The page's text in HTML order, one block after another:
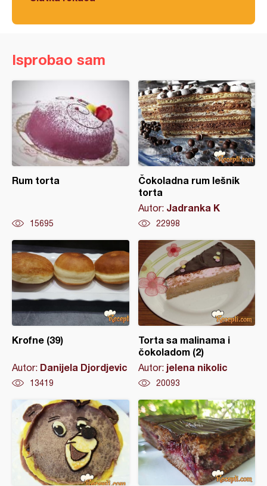
Isprobao sam
Rum torta
15695
Čokoladna rum lešnik
torta
Autor: Jadranka K
22998
Krofne (39)
Autor: Danijela Djordjevic
13419
Torta sa malinama i
čokoladom (2)
Autor: jelena nikolic
20093